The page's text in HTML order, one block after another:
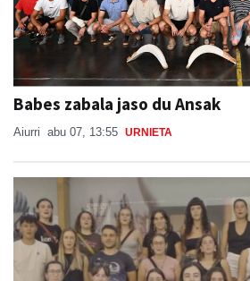
Babes zabala jaso du Ansak
Aiurri abu 07, 13:55 URNIETA